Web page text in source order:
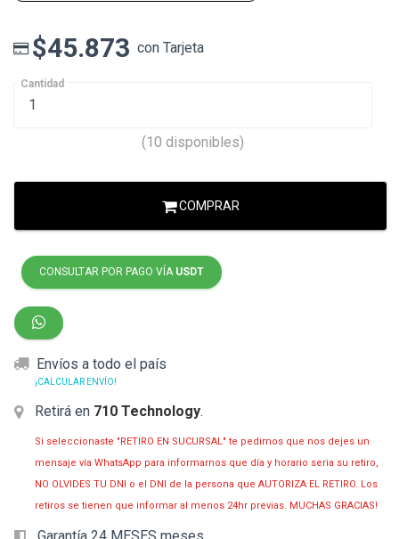
$45.873 con Tarjeta
Cantidad
(10 disponibles)
COMPRAR
CONSULTAR POR PAGO VÍA USDT
Envíos a todo el país
¡CALCULAR ENVÍO!
Retirá en 710 Technology.
Si seleccionaste "RETIRO EN SUCURSAL" te pedimos que nos dejes un
mensaje vía WhatsApp para informarnos que día y horario seria su retiro,
NO OLVIDES TU DNI o el DNI de la persona que AUTORIZA EL RETIRO. Los
retiros se tienen que informar al menos 24hr previas. MUCHAS GRACIAS!